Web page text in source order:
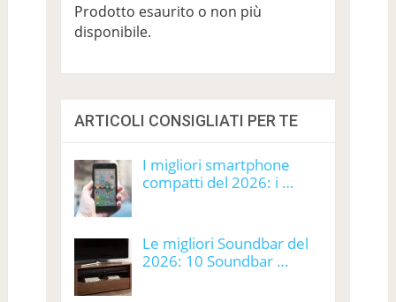
Prodotto esaurito o non più
disponibile.
ARTICOLI CONSIGLIATI PER TE
I migliori smartphone
compatti del 2026: i …
Le migliori Soundbar del
2026: 10 Soundbar …